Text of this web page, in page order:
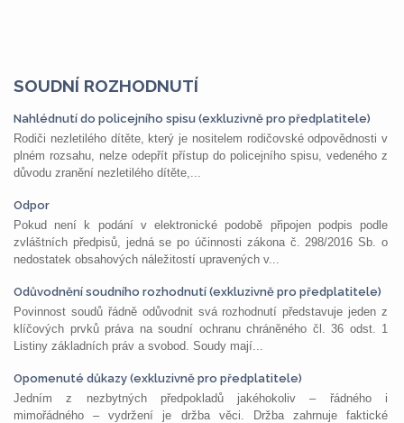
SOUDNÍ ROZHODNUTÍ
Nahlédnutí do policejního spisu (exkluzivně pro předplatitele)
Rodiči nezletilého dítěte, který je nositelem rodičovské odpovědnosti v
plném rozsahu, nelze odepřít přístup do policejního spisu, vedeného z
důvodu zranění nezletilého dítěte,...
Odpor
Pokud není k podání v elektronické podobě připojen podpis podle
zvláštních předpisů, jedná se po účinnosti zákona č. 298/2016 Sb. o
nedostatek obsahových náležitostí upravených v...
Odůvodnění soudního rozhodnutí (exkluzivně pro předplatitele)
Povinnost soudů řádně odůvodnit svá rozhodnutí představuje jeden z
klíčových prvků práva na soudní ochranu chráněného čl. 36 odst. 1
Listiny základních práv a svobod. Soudy mají...
Opomenuté důkazy (exkluzivně pro předplatitele)
Jedním z nezbytných předpokladů jakéhokoliv – řádného i
mimořádného – vydržení je držba věci. Držba zahrnuje faktické